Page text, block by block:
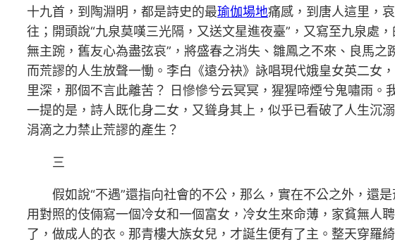
十九首，到陶淵明，都是詩史的最瑜伽場地痛感，到唐人這里，
往；開頭說“九泉莫嘆三光隔，又送文星進夜臺”，又寫至九泉處
無主踠，舊友心為盡弦哀”，將盛春之消失、雛鳳之不來、良馬
而荒謬的人生放聲一慟。李白《遠分袂》詠唱現代娥皇女英二女
里深，那個不言此離苦？ 日慘慘兮云冥冥，猩猩啼煙兮鬼嘯雨
一提的是，詩人既化身二女，又聳身其上，似乎已看破了人生
涓滴之力禁止荒謬的產生？
三
假如說“不遇”還指向社會的不公，那么，實在不公之外，還
用對照的伎倆寫一個冷女和一個富女，冷女生來命薄，家貧無人
了，做成人的衣。那青樓大族女兒，才誕生便有了主。整天穿羅